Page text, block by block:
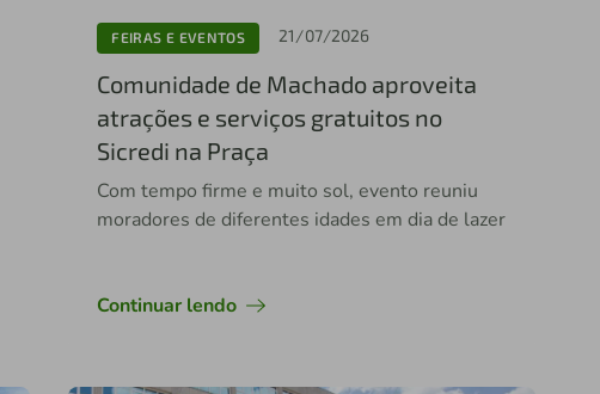
FEIRAS E EVENTOS 21/07/2026
Comunidade de Machado aproveita
atrações e serviços gratuitos no
Sicredi na Praça
Com tempo firme e muito sol, evento reuniu
moradores de diferentes idades em dia de lazer
Continuar lendo